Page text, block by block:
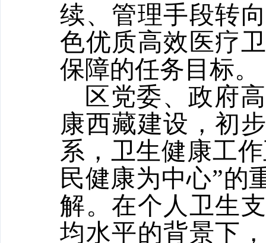
续、管理手段转
色优质高效医疗
保障的任务目标。
区党委、政府
康西藏建设，初
系，卫生健康工
民健康为中心”的
解。在个人卫生
均水平的背景下